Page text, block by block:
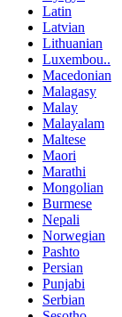
Latin
Latvian
Lithuanian
Luxembou..
Macedonian
Malagasy
Malay
Malayalam
Maltese
Maori
Marathi
Mongolian
Burmese
Nepali
Norwegian
Pashto
Persian
Punjabi
Serbian